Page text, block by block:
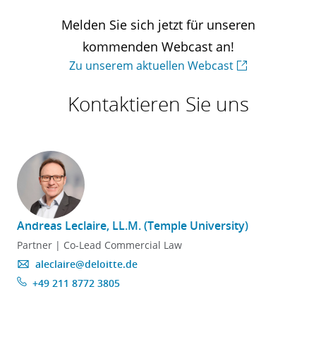
Melden Sie sich jetzt für unseren
kommenden Webcast an!
Zu unserem aktuellen Webcast
Kontaktieren Sie uns
Andreas Leclaire, LL.M. (Temple University)
Partner | Co-Lead Commercial Law
aleclaire@deloitte.de
+49 211 8772 3805